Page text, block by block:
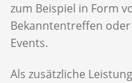
zum Beispiel in Form
Bekanntentreffen
Events.
Als zusätzliche